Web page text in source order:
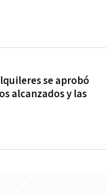
se aprobó
alcanzados y las